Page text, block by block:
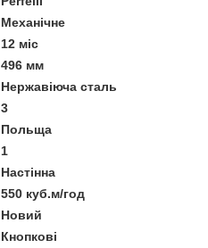
Механічне
12 міс
496 мм
Нержавіюча сталь
3
Польща
1
Настінна
550 куб.м/год
Новий
Кнопкові